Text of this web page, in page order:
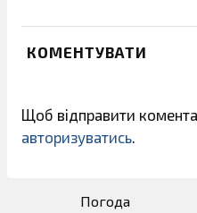
КОМЕНТУВАТИ
Щоб відправити
авторизуватись.
Погода